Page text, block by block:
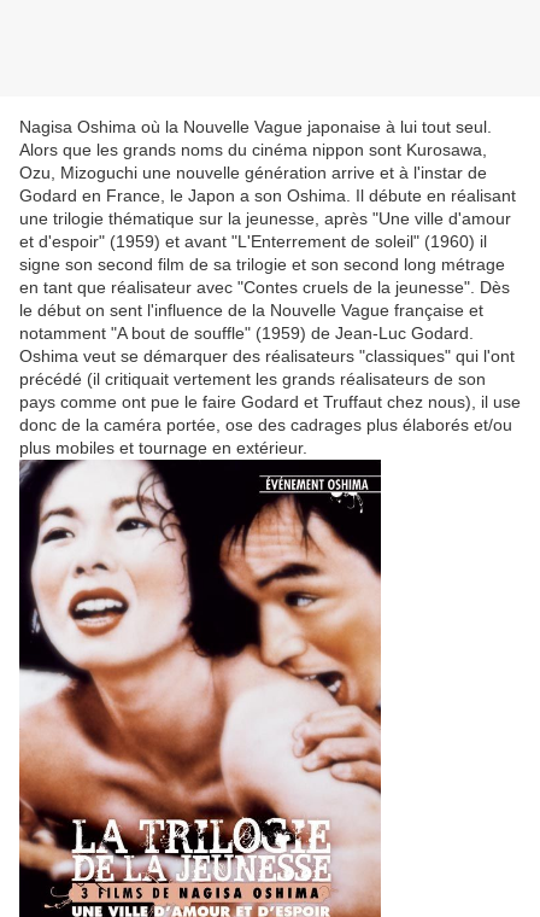
Nagisa Oshima où la Nouvelle Vague japonaise à lui tout seul.
Alors que les grands noms du cinéma nippon sont Kurosawa,
Ozu, Mizoguchi une nouvelle génération arrive et à l'instar de
Godard en France, le Japon a son Oshima. Il débute en réalisant
une trilogie thématique sur la jeunesse, après "Une ville d'amour
et d'espoir" (1959) et avant "L'Enterrement de soleil" (1960) il
signe son second film de sa trilogie et son second long métrage
en tant que réalisateur avec "Contes cruels de la jeunesse". Dès
le début on sent l'influence de la Nouvelle Vague française et
notamment "A bout de souffle" (1959) de Jean-Luc Godard.
Oshima veut se démarquer des réalisateurs "classiques" qui l'ont
précédé (il critiquait vertement les grands réalisateurs de son
pays comme ont pue le faire Godard et Truffaut chez nous), il use
donc de la caméra portée, ose des cadrages plus élaborés et/ou
plus mobiles et tournage en extérieur.